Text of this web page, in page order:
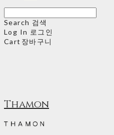
Search 검색
Log In 로그인
Cart 장바구니
Thamon